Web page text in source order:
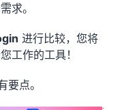
求。
进行比较，您将
工作的工具！
要点。